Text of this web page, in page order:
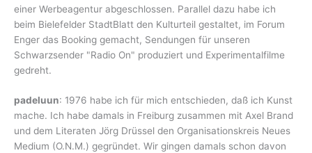
einer Werbeagentur abgeschlossen. Parallel dazu habe ich
beim Bielefelder StadtBlatt den Kulturteil gestaltet, im Forum
Enger das Booking gemacht, Sendungen für unseren
Schwarzsender "Radio On" produziert und Experimentalfilme
gedreht.
padeluun: 1976 habe ich für mich entschieden, daß ich Kunst
mache. Ich habe damals in Freiburg zusammen mit Axel Brand
und dem Literaten Jörg Drüssel den Organisationskreis Neues
Medium (O.N.M.) gegründet. Wir gingen damals schon davon